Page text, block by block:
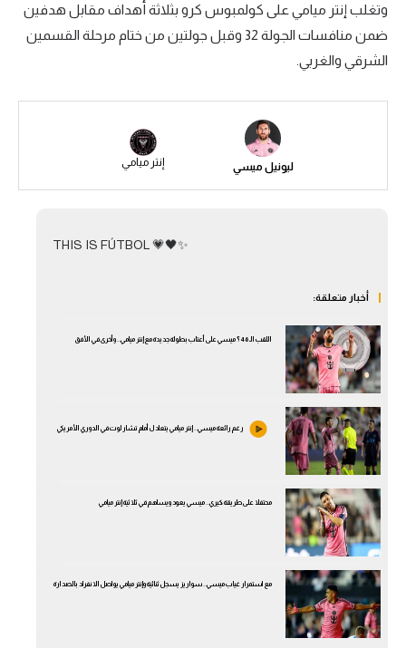
سعودي في الجول
الدوري الإنجليزي
كرة يد
كرة طائرة
الوطن العربي
في المونديال
رياضة نسائية
آسيا
أمريكا
ركن الألعاب
وتغلب إنتر ميامي على كولمبوس كرو بثلاثة أهداف مقابل هدفين
ضمن منافسات الجولة 32 وقبل جولتين من ختام مرحلة القسمين
الشرقي والغربي.
ليونيل ميسي إنتر ميامي
THIS IS FÚTBOL 💗🖤✨
أخبار متعلقة:
اللقب الـ 46؟ ميسي على أعتاب بطولة جديدة مع إنتر ميامي.. وأخرى في الأفق
رغم رائعة ميسي.. إنتر ميامي يتعادل أمام تشارلوت في الدوري الأمريكي
محتفلا على طريقة كيري.. ميسي يعود ويساهم في ثلاثية إنتر ميامي
مع استمرار غياب ميسي.. سواريز يسجل ثنائية وإنتر ميامي يواصل الانفراد بالصدارة